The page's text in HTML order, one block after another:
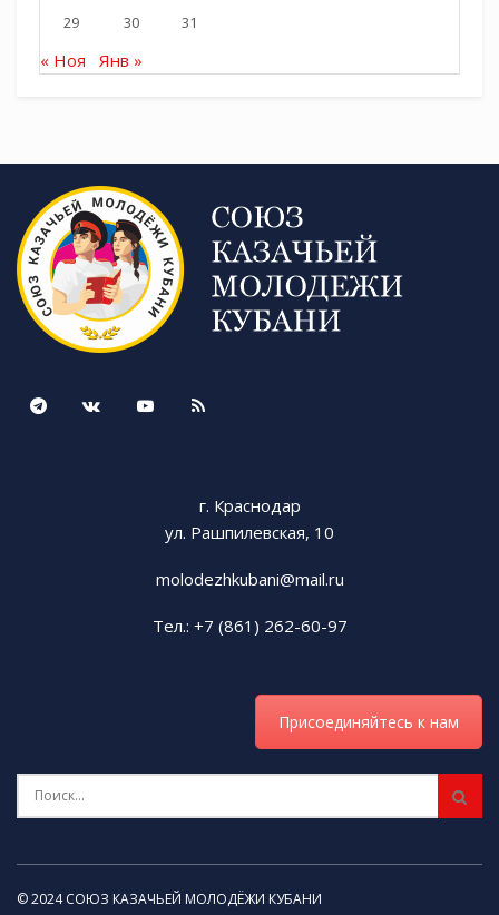
29 30 31
« Ноя Янв »
г. Краснодар
ул. Рашпилевская, 10
molodezhkubani@mail.ru
Тел.: +7 (861) 262-60-97
Присоединяйтесь к нам
© 2024 СОЮЗ КАЗАЧЬЕЙ МОЛОДЁЖИ КУБАНИ